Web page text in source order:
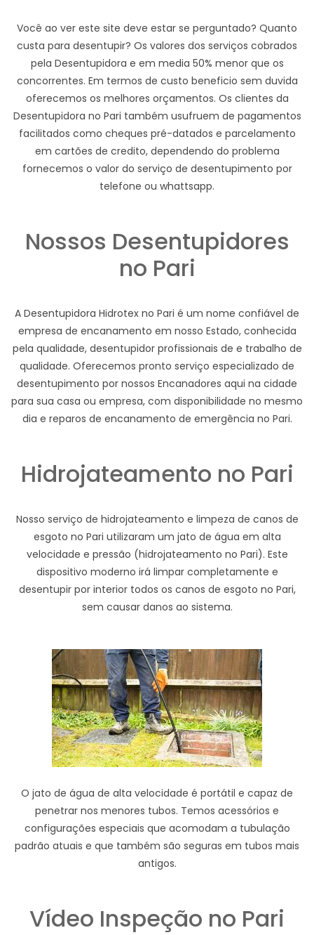
Você ao ver este site deve estar se perguntado? Quanto
custa para desentupir? Os valores dos serviços cobrados
pela Desentupidora e em media 50% menor que os
concorrentes. Em termos de custo beneficio sem duvida
oferecemos os melhores orçamentos. Os clientes da
Desentupidora no Pari também usufruem de pagamentos
facilitados como cheques pré-datados e parcelamento
em cartões de credito, dependendo do problema
fornecemos o valor do serviço de desentupimento por
telefone ou whattsapp.
Nossos Desentupidores
no Pari
A Desentupidora Hidrotex no Pari é um nome confiável de
empresa de encanamento em nosso Estado, conhecida
pela qualidade, desentupidor profissionais de e trabalho de
qualidade. Oferecemos pronto serviço especializado de
desentupimento por nossos Encanadores aqui na cidade
para sua casa ou empresa, com disponibilidade no mesmo
dia e reparos de encanamento de emergência no Pari.
Hidrojateamento no Pari
Nosso serviço de hidrojateamento e limpeza de canos de
esgoto no Pari utilizaram um jato de água em alta
velocidade e pressão (hidrojateamento no Pari). Este
dispositivo moderno irá limpar completamente e
desentupir por interior todos os canos de esgoto no Pari,
sem causar danos ao sistema.
O jato de água de alta velocidade é portátil e capaz de
penetrar nos menores tubos. Temos acessórios e
configurações especiais que acomodam a tubulação
padrão atuais e que também são seguras em tubos mais
antigos.
Vídeo Inspeção no Pari